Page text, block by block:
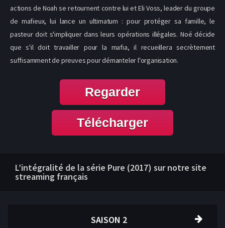
actions de Noah se retournent contre lui et Eli Voss, leader du groupe
de mafieux, lui lance un ultimatum : pour protéger sa famille, le
pasteur doit s'impliquer dans leurs opérations illégales. Noé décide
que s'il doit travailler pour la mafia, il recueillera secrètement
suffisamment de preuves pour démanteler l'organisation.
Regarder
Télécharger
L’intégralité de la série Pure (2017) sur notre site
streaming français
SAISON 2